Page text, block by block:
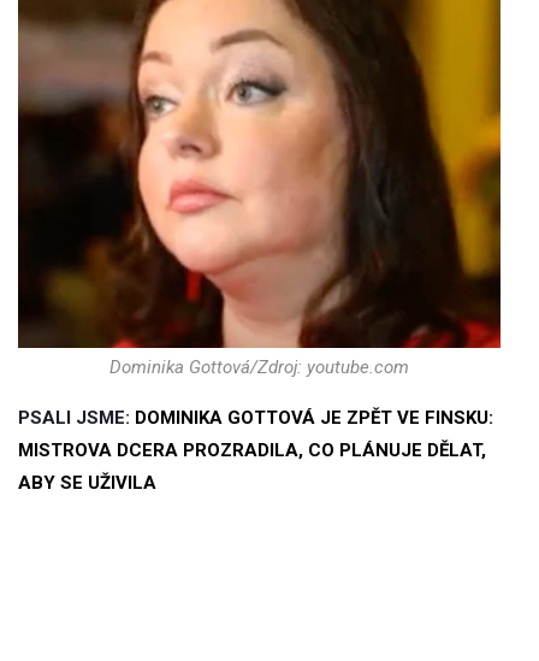
Dominika Gottová/Zdroj: youtube.com
PSALI JSME: DOMINIKA GOTTOVÁ JE ZPĚT VE FINSKU:
MISTROVA DCERA PROZRADILA, CO PLÁNUJE DĚLAT,
ABY SE UŽIVILA